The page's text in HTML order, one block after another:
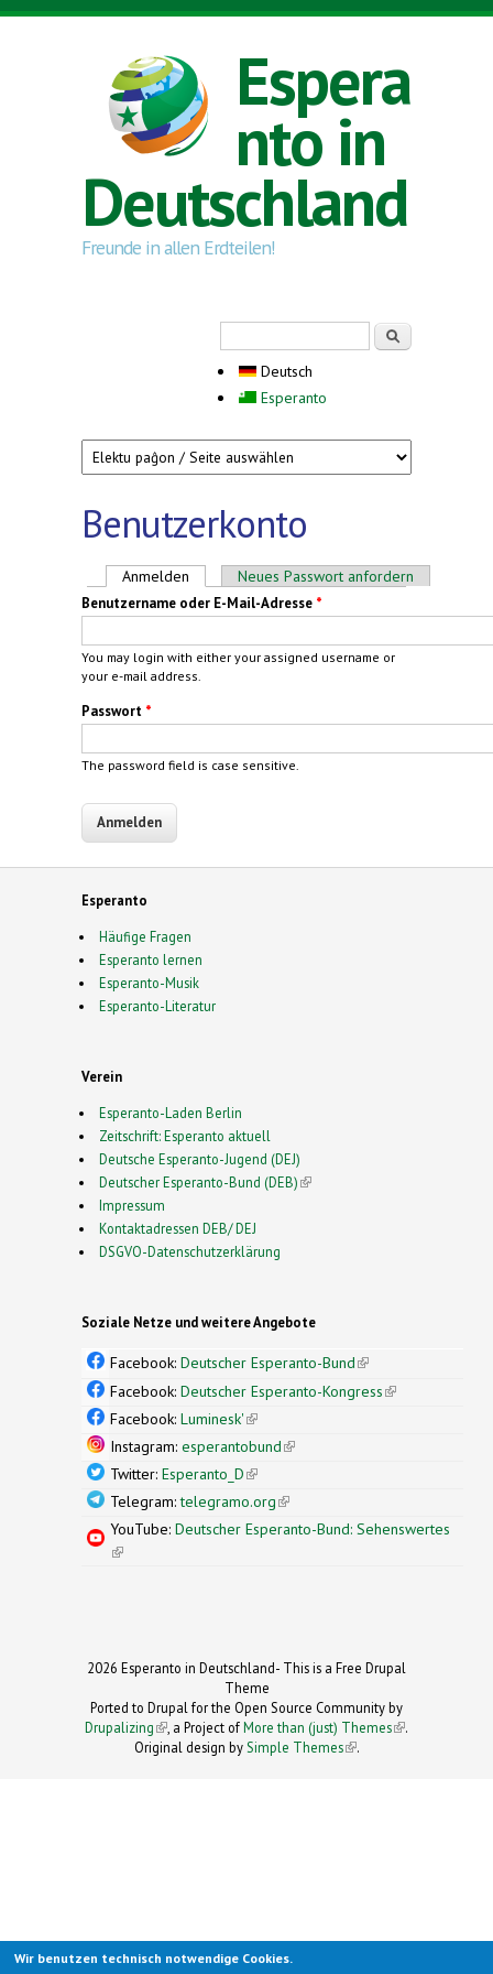
Direkt zum Inhalt
Espera
nto in
Deutschland
Freunde in allen Erdteilen!
Deutsch
Esperanto
Benutzerkonto
Haupt-Reiter
Anmelden (aktiver Reiter)
Neues Passwort anfordern
Benutzername oder E-Mail-Adresse *
You may login with either your assigned username or
your e-mail address.
Passwort *
The password field is case sensitive.
Esperanto
Häufige Fragen
Esperanto lernen
Esperanto-Musik
Esperanto-Literatur
Verein
Esperanto-Laden Berlin
Zeitschrift: Esperanto aktuell
Deutsche Esperanto-Jugend (DEJ)
Deutscher Esperanto-Bund (DEB)(link is external)
Impressum
Kontaktadressen DEB/ DEJ
DSGVO-Datenschutzerklärung
Soziale Netze und weitere Angebote
Facebook: Deutscher Esperanto-Bund(link is
external)
Facebook: Deutscher Esperanto-Kongress(link is
Facebook: Luminesk'(link is external)
Instagram: esperantobund(link is external)
Twitter: Esperanto_D(link is external)
Telegram:telegramo.org(link is external)
YouTube: Deutscher Esperanto-Bund: Sehenswertes
(link is external)
2026 Esperanto in Deutschland- This is a Free Drupal
Theme
Ported to Drupal for the Open Source Community by
Drupalizing(link is external)
, a Project ofMore than (just) Themes (link is
.
Original design by Simple Themes
(link is
.
Wir benutzen technisch notwendige Cookies.